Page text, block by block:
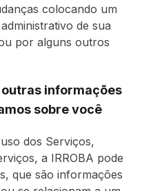
colocando um
de sua
por alguns outros
informações
sobre você
dos Serviços,
a IRROBA pode
que são informações